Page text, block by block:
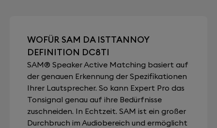
WOFÜR SAM DA ISTTANNOY
DEFINITION DC8TI
SAM® Speaker Active Matching basiert auf
der genauen Erkennung der Spezifikationen
Ihrer Lautsprecher. So kann Expert Pro das
Tonsignal genau auf ihre Bedürfnisse
zuschneiden. In Echtzeit. SAM ist ein großer
Durchbruch im Audiobereich und ermöglicht